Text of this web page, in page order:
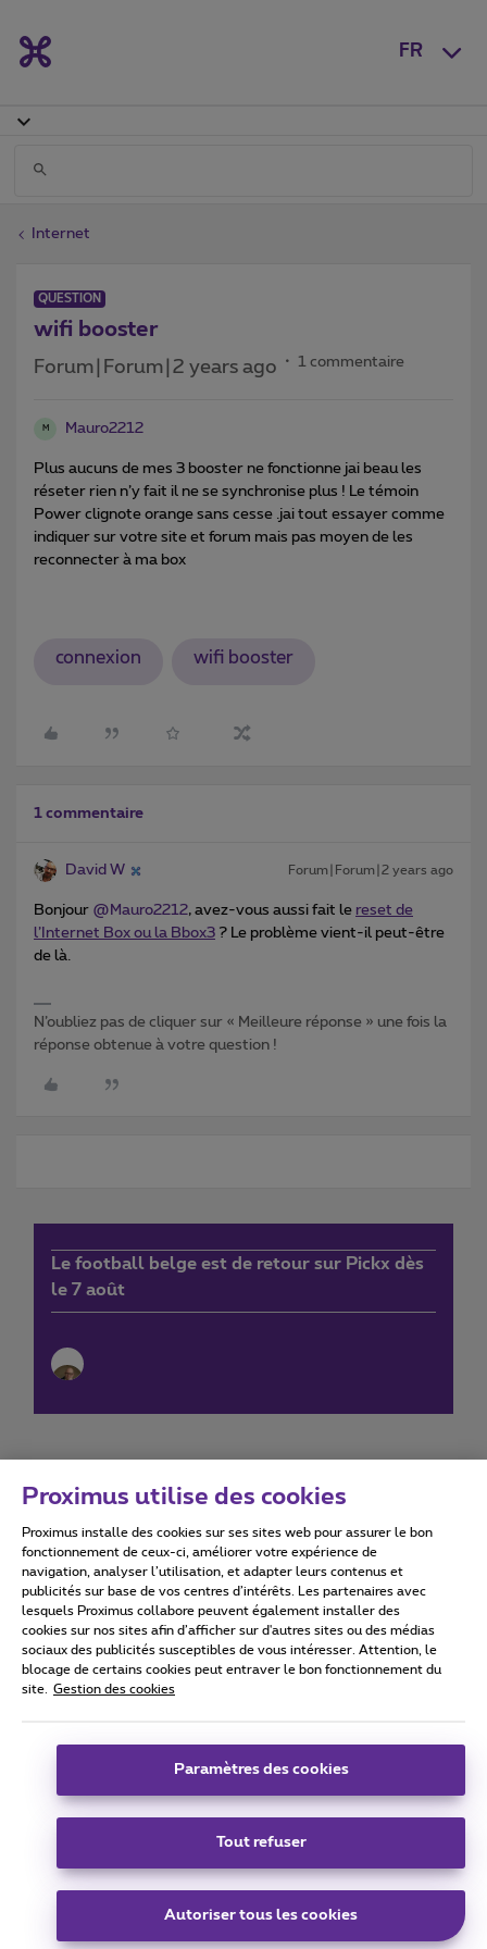
FR
Internet
QUESTION
wifi booster
Forum|Forum|2 years ago 1 commentaire
M Mauro2212
Plus aucuns de mes 3 booster ne fonctionne jai beau les
réseter rien n’y fait il ne se synchronise plus ! Le témoin
Power clignote orange sans cesse .jai tout essayer comme
indiquer sur votre site et forum mais pas moyen de les
reconnecter à ma box
connexion wifi booster
1 commentaire
David W Forum|Forum|2 years ago
Bonjour @Mauro2212, avez-vous aussi fait le reset de
l’Internet Box ou la Bbox3 ? Le problème vient-il peut-être
de là.
N’oubliez pas de cliquer sur « Meilleure réponse » une fois la
réponse obtenue à votre question !
Le football belge est de retour sur Pickx dès
le 7 août
Conditions d'utilisation Accessibility statement
Tous droits réservés. © 2026 Proximus
Conditions générales, info consommateur
Coordonnées de l’entreprise
Boulevard du Roi Albert II 27 - B-1030 Bruxelles.
Carrier & Wholesale Solutions
|Telindus
|Sitemap
Proximus utilise des cookies
Proximus installe des cookies sur ses sites web pour assurer le bon
fonctionnement de ceux-ci, améliorer votre expérience de
navigation, analyser l’utilisation, et adapter leurs contenus et
publicités sur base de vos centres d’intérêts. Les partenaires avec
lesquels Proximus collabore peuvent également installer des
cookies sur nos sites afin d’afficher sur d'autres sites ou des médias
sociaux des publicités susceptibles de vous intéresser. Attention, le
blocage de certains cookies peut entraver le bon fonctionnement du
site.
Gestion des cookies
Paramètres des cookies
Tout refuser
Autoriser tous les cookies